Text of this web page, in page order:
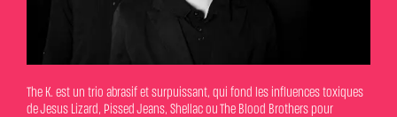
The K. est un trio abrasif et surpuissant, qui fond les influences toxiques
de Jesus Lizard, Pissed Jeans, Shellac ou The Blood Brothers pour